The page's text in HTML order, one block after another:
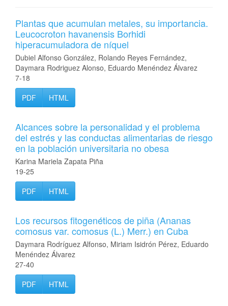
Plantas que acumulan metales, su importancia.
Leucocroton havanensis Borhidi
hiperacumuladora de níquel
Dubiel Alfonso González, Rolando Reyes Fernández,
Daymara Rodriguez Alonso, Eduardo Menéndez Álvarez
7-18
PDF
HTML
Alcances sobre la personalidad y el problema
del estrés y las conductas alimentarias de riesgo
en la población universitaria no obesa
Karina Mariela Zapata Piña
19-25
PDF
HTML
Los recursos fitogenéticos de piña (Ananas
comosus var. comosus (L.) Merr.) en Cuba
Daymara Rodríguez Alfonso, Miriam Isidrón Pérez, Eduardo
Menéndez Álvarez
27-40
PDF
HTML